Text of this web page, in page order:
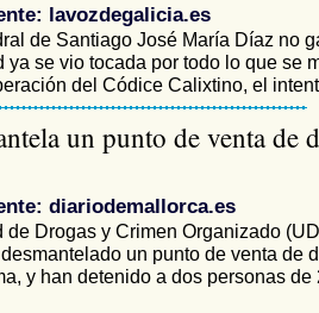
lavozdegalicia.es
de Santiago José María Díaz no
ya se vio tocada por todo lo que se
del Códice Calixtino, el
un punto de venta de
diariodemallorca.es
Drogas y Crimen Organizado
un punto de venta de
y han detenido a dos personas de